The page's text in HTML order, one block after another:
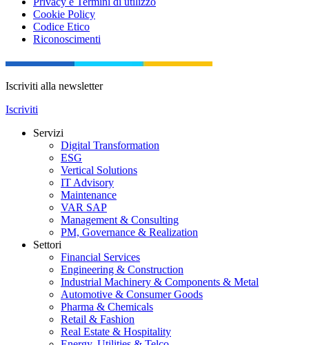
Cookie Policy
Codice Etico
Riconoscimenti
Iscriviti alla newsletter
Iscriviti
Servizi
Digital Transformation
ESG
Vertical Solutions
IT Advisory
Maintenance
VAR SAP
Management & Consulting
PM, Governance & Realization
Settori
Financial Services
Engineering & Construction
Industrial Machinery & Components & Metal
Automotive & Consumer Goods
Pharma & Chemicals
Retail & Fashion
Real Estate & Hospitality